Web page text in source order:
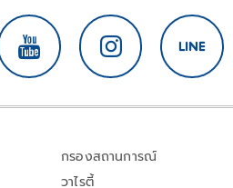
กรองสถานการณ์
วาไรตี้